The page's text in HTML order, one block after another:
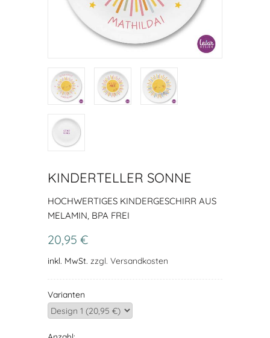
KINDERTELLER SONNE
HOCHWERTIGES KINDERGESCHIRR AUS
MELAMIN, BPA FREI
20,95 €
inkl. MwSt. zzgl. Versandkosten
Varianten